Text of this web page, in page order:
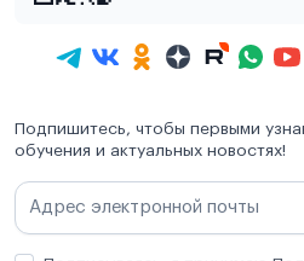
Подпишитесь, чтобы первыми
обучения и актуальных новостях!